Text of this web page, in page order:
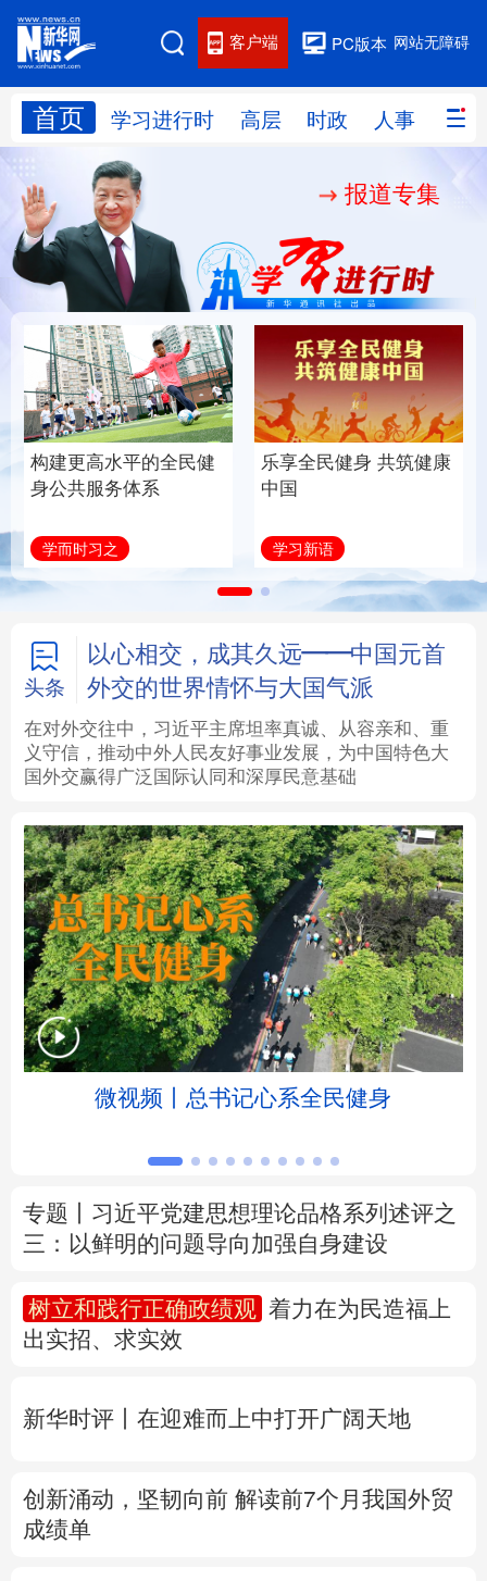
网站无障碍
PC版本
客户端
首页 学习进行时 高层 时政 人事 国际
网站地图
学习进行时 人事
国际 财经 网评
思客智库 全球连线 教育
科技 科创 量子 体育
文化 书画 健康 军事
访谈 视频 图片 政务
信息化 数字经济
学术中国 乡村振兴 银龄 溯源中国
城市 旅游 能源
彩票 娱乐 时尚 悦读
文化产业
地方频道
北京 天津 河北 山西
辽宁 吉林 上海 江苏
广东 广西 海南
四川 贵州 云南 西藏
陕西 甘肃
新疆 内蒙古 黑龙江
多语种频道
报道专集
构建更高水平的全民健
身公共服务体系
学而时习之
乐享全民健身 共筑健康
中国
学习新语
头条
以心相交，成其久远——中国元首
外交的世界情怀与大国气派
在对外交往中，习近平主席坦率真诚、从容亲和、重
义守信，推动中外人民友好事业发展，为中国特色大
国外交赢得广泛国际认同和深厚民意基础
微视频丨总书记心系全民健身
专题丨 习近平党建思想理论品格系列述评之
三：以鲜明的问题导向加强自身建设
树立和践行正确政绩观
着力在为民造福上
出实招、求实效
新华时评丨在迎难而上中打开广阔天地
创新涌动，坚韧向前 解读前7个月我国外贸
成绩单